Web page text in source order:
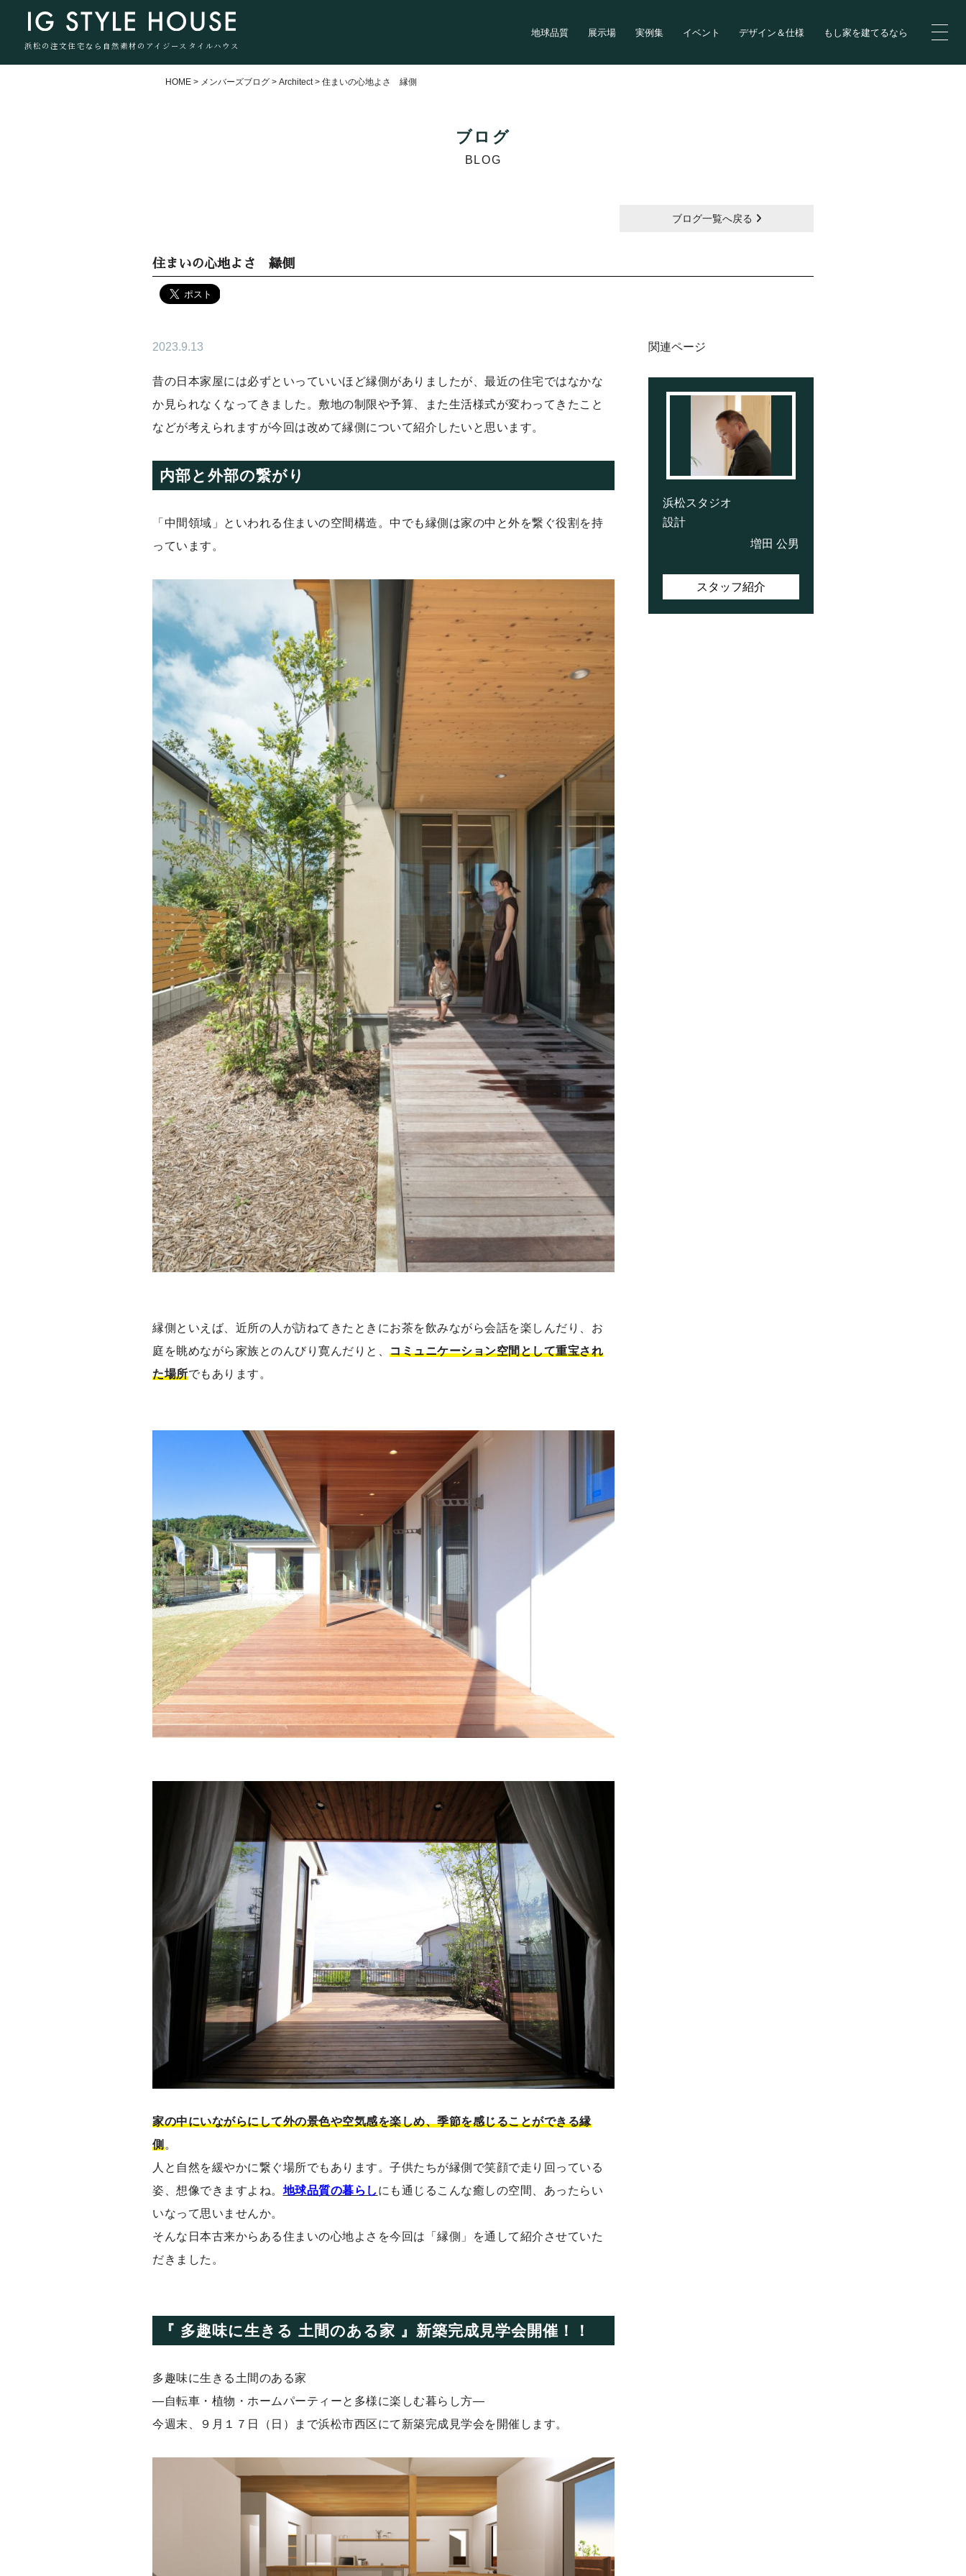
浜松の注文住宅なら自然素材のアイジースタイルハウス
地球品質 展示場 実例集 イベント デザイン＆仕様 もし家を建てるなら
HOME > メンバーズブログ >Architect >住まいの心地よさ 縁側
ブログ
BLOG
ブログ一覧へ戻る
住まいの心地よさ 縁側
2023.9.13
昔の日本家屋には必ずといっていいほど縁側がありましたが、最近の住宅ではなかな
か見られなくなってきました。敷地の制限や予算、また生活様式が変わってきたこと
などが考えられますが今回は改めて縁側について紹介したいと思います。
内部と外部の繋がり
「中間領域」といわれる住まいの空間構造。中でも縁側は家の中と外を繋ぐ役割を持
っています。
縁側といえば、近所の人が訪ねてきたときにお茶を飲みながら会話を楽しんだり、お
庭を眺めながら家族とのんびり寛んだりと、 コミュニケーション空間として重宝され
た場所でもあります。
家の中にいながらにして外の景色や空気感を楽しめ、季節を感じることができる縁
側。
人と自然を緩やかに繋ぐ場所でもあります。子供たちが縁側で笑顔で走り回っている
姿、想像できますよね。 地球品質の暮らし にも通じるこんな癒しの空間、あったらい
いなって思いませんか。
そんな日本古来からある住まいの心地よさを今回は「縁側」を通して紹介させていた
だきました。
『 多趣味に生きる 土間のある家 』新築完成見学会開催！！
多趣味に生きる土間のある家
―自転車・植物・ホームパーティーと多様に楽しむ暮らし方―
今週末、９月１７日（日）まで浜松市西区にて新築完成見学会を開催します。
関連ページ
浜松スタジオ
設計
増田 公男
スタッフ紹介